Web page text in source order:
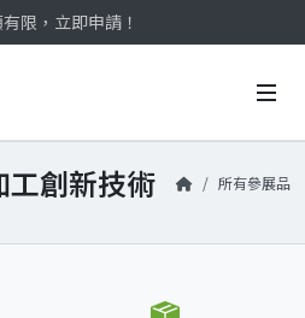
限，立即申請！
中‼️
限，立即申請！
工創新技術 所有參展品